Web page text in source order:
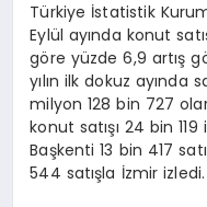
Türkiye İstatistik
Eylül ayında konut
göre yüzde 6,9 artış
yılın ilk dokuz ayında
milyon 128 bin 727
konut satışı 24 bin
Başkenti 13 bin 417
544 satışla İzmir izledi.